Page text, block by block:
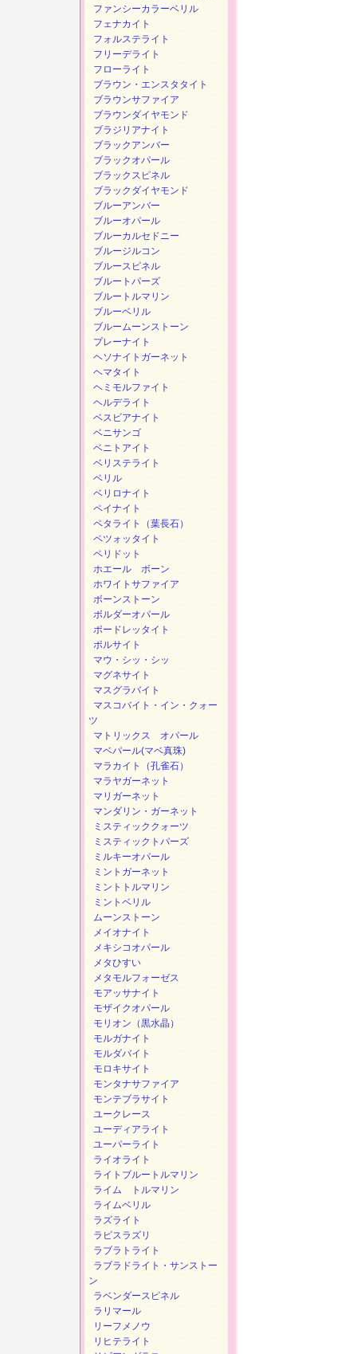
ファンシーカラーベリル
フェナカイト
フォルステライト
フリーデライト
フローライト
ブラウン・エンスタタイト
ブラウンサファイア
ブラウンダイヤモンド
ブラジリアナイト
ブラックアンバー
ブラックオパール
ブラックスピネル
ブラックダイヤモンド
ブルーアンバー
ブルーオパール
ブルーカルセドニー
ブルージルコン
ブルースピネル
ブルートパーズ
ブルートルマリン
ブルーベリル
ブルームーンストーン
プレーナイト
ヘソナイトガーネット
ヘマタイト
ヘミモルファイト
ヘルデライト
ベスビアナイト
ベニサンゴ
ベニトアイト
ベリステライト
ベリル
ベリロナイト
ペイナイト
ペタライト（葉長石）
ペツォッタイト
ペリドット
ホエール ボーン
ホワイトサファイア
ボーンストーン
ボルダーオパール
ポードレッタイト
ポルサイト
マウ・シッ・シッ
マグネサイト
マスグラバイト
マスコバイト・イン・クォー
ツ
マトリックス オパール
マベパール(マベ真珠)
マラカイト（孔雀石）
マラヤガーネット
マリガーネット
マンダリン・ガーネット
ミスティッククォーツ
ミスティックトパーズ
ミルキーオパール
ミントガーネット
ミントトルマリン
ミントベリル
ムーンストーン
メイオナイト
メキシコオパール
メタひすい
メタモルフォーゼス
モアッサナイト
モザイクオパール
モリオン（黒水晶）
モルガナイト
モルダバイト
モロキサイト
モンタナサファイア
モンテブラサイト
ユークレース
ユーディアライト
ユーパーライト
ライオライト
ライトブルートルマリン
ライム トルマリン
ライムベリル
ラズライト
ラピスラズリ
ラブラトライト
ラブラドライト・サンストー
ン
ラベンダースピネル
ラリマール
リーフメノウ
リヒテライト